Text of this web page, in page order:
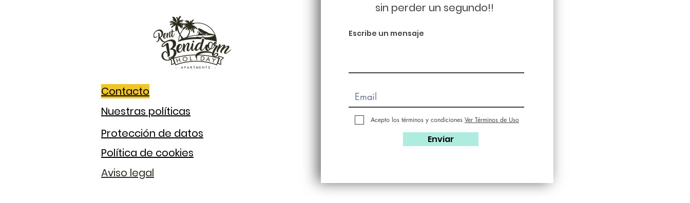
Contacto
Nuestras políticas
Protección de datos
Política de cookies
Aviso legal
sin perder un segundo!!
Escribe un mensaje
Acepto los términos y condiciones Ver Términos de Uso
Enviar